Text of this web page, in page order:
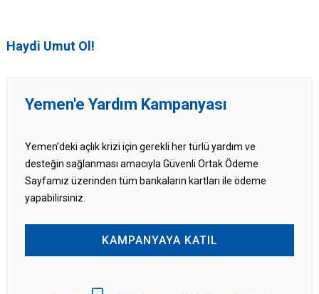
Haydi Umut Ol!
Yemen'e Yardım Kampanyası
Yemen’deki açlık krizi için gerekli her türlü yardım ve
desteğin sağlanması amacıyla Güvenli Ortak Ödeme
Sayfamız üzerinden tüm bankaların kartları ile ödeme
yapabilirsiniz.
KAMPANYAYA KATIL